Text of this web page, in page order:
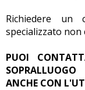
Richiedere
specializzato non
PUOI
SOPRALLUOGO
ANCHE CON